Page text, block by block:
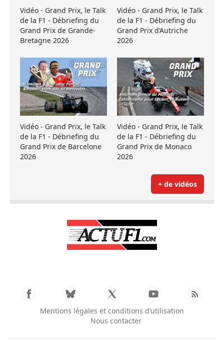
Vidéo - Grand Prix, le Talk
de la F1 - Débriefing du
Grand Prix de Grande-
Bretagne 2026
Vidéo - Grand Prix, le Talk
de la F1 - Débriefing du
Grand Prix d’Autriche
2026
Vidéo - Grand Prix, le Talk
de la F1 - Débriefing du
Grand Prix de Barcelone
2026
Vidéo - Grand Prix, le Talk
de la F1 - Débriefing du
Grand Prix de Monaco
2026
+ de vidéos
Mentions légales et conditions d’utilisation
Nous contacter